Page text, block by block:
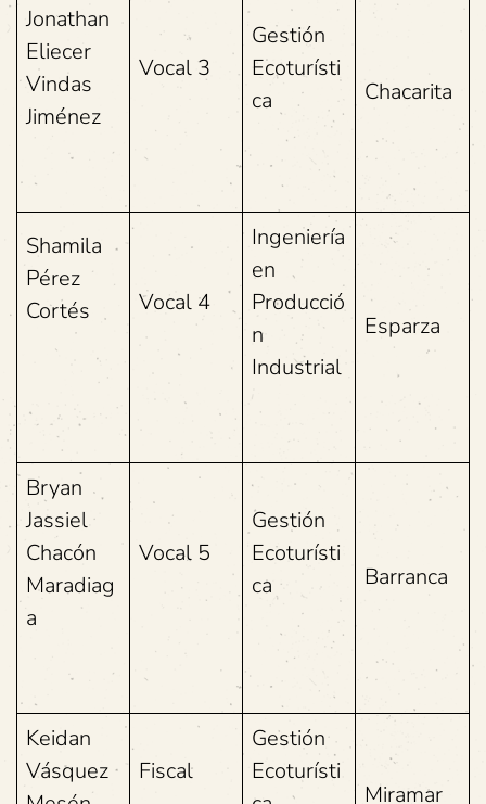
Jonathan
Eliecer
Vindas
Jiménez
Vocal 3
Gestión
Ecoturísti
ca
Chacarita
Shamila
Pérez
Cortés
Vocal 4
Ingeniería
en
Producció
n
Industrial
Esparza
Bryan
Jassiel
Chacón
Maradiag
a
Vocal 5
Gestión
Ecoturísti
ca
Barranca
Keidan
Vásquez
Fiscal
Gestión
Ecoturísti
Miramar